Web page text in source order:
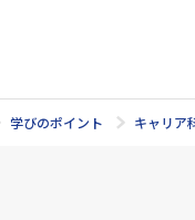
学びのポイント キャリア